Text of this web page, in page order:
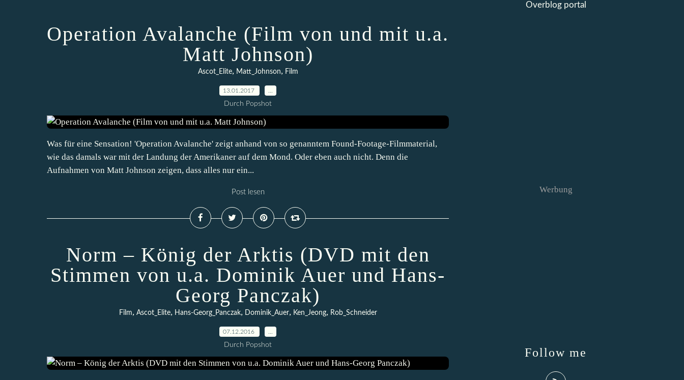
Operation Avalanche (Film von und mit u.a.
Matt Johnson)
Ascot_Elite, Matt_Johnson, Film
13.01.2017
Durch Popshot
Was für eine Sensation! 'Operation Avalanche' zeigt anhand von so genanntem Found-Footage-Filmmaterial,
wie das damals war mit der Landung der Amerikaner auf dem Mond. Oder eben auch nicht. Denn die
Aufnahmen von Matt Johnson zeigen, dass alles nur ein...
Post lesen
Norm – König der Arktis (DVD mit den
Stimmen von u.a. Dominik Auer und Hans-
Georg Panczak)
Film, Ascot_Elite, Hans-Georg_Panczak, Dominik_Auer, Ken_Jeong, Rob_Schneider
07.12.2016
Durch Popshot
Overblog portal
Follow me
Werbung